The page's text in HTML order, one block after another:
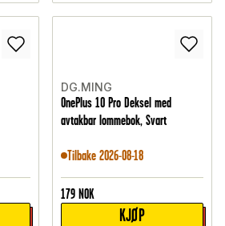
DG.MING
OnePlus 10 Pro Deksel med
avtakbar lommebok, Svart
Tilbake 2026-08-18
179 NOK
KJØP